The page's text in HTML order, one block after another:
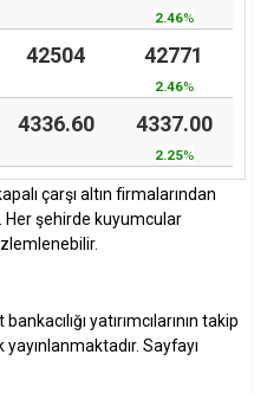
2.46%
42504 42771
2.46%
4336.60 4337.00
2.25%
çarşı altın firmalarından
Her şehirde kuyumcular
yatırımcılarının takip
Sayfayı